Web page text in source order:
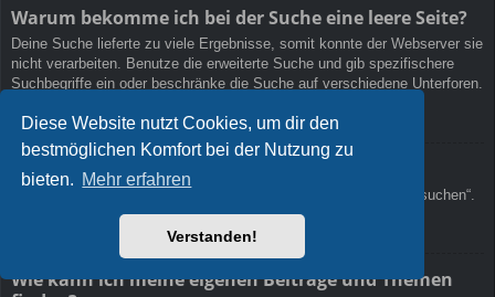
Diese Website nutzt Cookies, um dir den
bestmöglichen Komfort bei der Nutzung zu
bieten. Mehr erfahren
Verstanden!
Warum bekomme ich bei der Suche eine leere Seite?
Deine Suche lieferte zu viele Ergebnisse, somit konnte der Webserver sie
nicht verarbeiten. Benutze die erweiterte Suche und gib spezifischere
Suchbegriffe ein oder beschränke die Suche auf verschiedene Unterforen.
Wie kann ich nach Mitgliedern suchen?
Gehe zur „Mitglieder“-Seite und klicke auf „Nach einem Mitglied suchen“.
Wie kann ich meine eigenen Beiträge und Themen